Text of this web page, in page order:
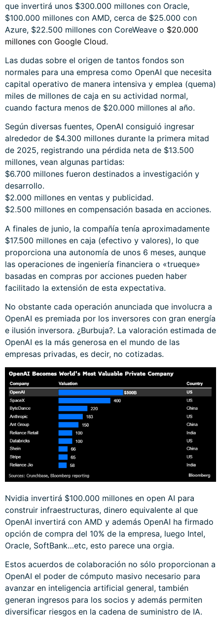
que invertirá unos ​$300.000 millones con Oracle,
$100.000 millones con AMD, cerca de $25.000 con
Azure, ​$22.500 millones con CoreWeave o ​$20.000
millones con Google Cloud.
​Las dudas sobre el origen de tantos fondos son
normales para una empresa como OpenAI que necesita
capital operativo de manera intensiva y emplea (quema)
miles de millones de caja en su actividad normal,
cuando factura menos de $20.000 millones al año.
Según diversas fuentes, OpenAI consiguió ingresar
alrededor de $4.300 millones durante la primera mitad
de 2025, registrando una pérdida neta de $13.500
millones, vean algunas partidas:
$6.700 millones fueron destinados a investigación y
desarrollo.
$2.000 millones en ventas y publicidad.
$2.500 millones en compensación basada en acciones.
A finales de junio, la compañía tenía aproximadamente
$17.500 millones en caja (efectivo y valores), lo que
proporciona una autonomía de unos 6 meses, aunque
las operaciones de ingeniería financiera o «trueque»
basadas en compras por acciones pueden haber
facilitado la extensión de esta expectativa.
No obstante cada operación anunciada que involucra a
OpenAI es premiada por los inversores con gran energía
e ilusión inversora. ¿Burbuja?. La valoración estimada de
OpenAI es la más generosa en el mundo de las
empresas privadas, es decir, no cotizadas.
Nvidia invertirá $100.000 millones en open AI para
construir infraestructuras, dinero equivalente al que
OpenAI invertirá con AMD y además OpenAI ha firmado
opción de compra del 10% de la empresa, luego Intel,
Oracle, SoftBank…etc, esto parece una orgia.
Estos acuerdos de colaboración no sólo proporcionan a
OpenAI el poder de cómputo masivo necesario para
avanzar en inteligencia artificial general, también
generan ingresos para los socios y además permiten
diversificar riesgos en la cadena de suministro de IA.